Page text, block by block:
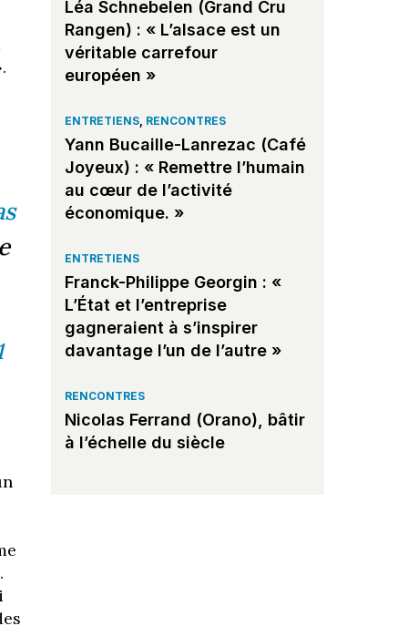
Léa Schnebelen (Grand Cru
Rangen) : « L’alsace est un
véritable carrefour
européen »
ENTRETIENS, RENCONTRES
Yann Bucaille-Lanrezac (Café
Joyeux) : « Remettre l’humain
au cœur de l’activité
économique. »
ENTRETIENS
Franck-Philippe Georgin : «
L’État et l’entreprise
gagneraient à s’inspirer
davantage l’un de l’autre »
RENCONTRES
Nicolas Ferrand (Orano), bâtir
à l’échelle du siècle